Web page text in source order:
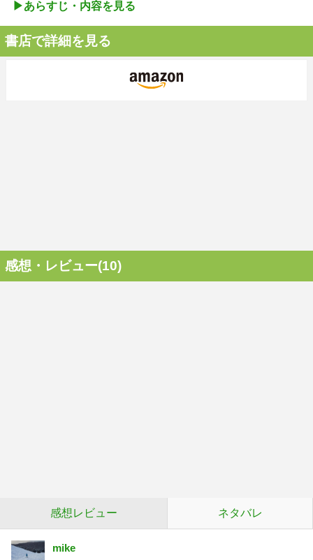
▶︎あらすじ・内容を見る
書店で詳細を見る
感想・レビュー(10)
感想レビュー ネタバレ
mike